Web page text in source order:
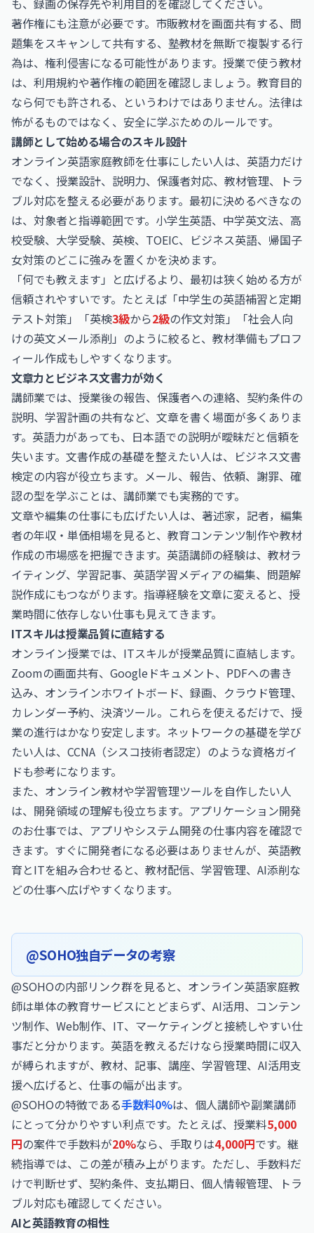
も、録画の保存先や利用目的を確認してください。
著作権にも注意が必要です。市販教材を画面共有する、問
題集をスキャンして共有する、塾教材を無断で複製する行
為は、権利侵害になる可能性があります。授業で使う教材
は、利用規約や著作権の範囲を確認しましょう。教育目的
なら何でも許される、というわけではありません。法律は
怖がるものではなく、安全に学ぶためのルールです。
講師として始める場合のスキル設計
オンライン英語家庭教師を仕事にしたい人は、英語力だけ
でなく、授業設計、説明力、保護者対応、教材管理、トラ
ブル対応を整える必要があります。最初に決めるべきなの
は、対象者と指導範囲です。小学生英語、中学英文法、高
校受験、大学受験、英検、TOEIC、ビジネス英語、帰国子
女対策のどこに強みを置くかを決めます。
「何でも教えます」と広げるより、最初は狭く始める方が
信頼されやすいです。たとえば「中学生の英語補習と定期
テスト対策」「英検3級から2級の作文対策」「社会人向
けの英文メール添削」のように絞ると、教材準備もプロフ
ィール作成もしやすくなります。
文章力とビジネス文書力が効く
講師業では、授業後の報告、保護者への連絡、契約条件の
説明、学習計画の共有など、文章を書く場面が多くありま
す。英語力があっても、日本語での説明が曖昧だと信頼を
失います。文書作成の基礎を整えたい人は、 ビジネス文書
検定の内容が役立ちます。メール、報告、依頼、謝罪、確
認の型を学ぶことは、講師業でも実務的です。
文章や編集の仕事にも広げたい人は、 著述家，記者，編集
者の年収・単価相場を見ると、教育コンテンツ制作や教材
作成の市場感を把握できます。英語講師の経験は、教材ラ
イティング、学習記事、英語学習メディアの編集、問題解
説作成にもつながります。指導経験を文章に変えると、授
業時間に依存しない仕事も見えてきます。
ITスキルは授業品質に直結する
オンライン授業では、ITスキルが授業品質に直結します。
Zoomの画面共有、Googleドキュメント、PDFへの書き
込み、オンラインホワイトボード、録画、クラウド管理、
カレンダー予約、決済ツール。これらを使えるだけで、授
業の進行はかなり安定します。ネットワークの基礎を学び
たい人は、 CCNA（シスコ技術者認定） のような資格ガイ
ドも参考になります。
また、オンライン教材や学習管理ツールを自作したい人
は、開発領域の理解も役立ちます。 アプリケーション開発
のお仕事では、アプリやシステム開発の仕事内容を確認で
きます。すぐに開発者になる必要はありませんが、英語教
育とITを組み合わせると、教材配信、学習管理、AI添削な
どの仕事へ広げやすくなります。
@SOHO独自データの考察
@SOHOの内部リンク群を見ると、オンライン英語家庭教
師は単体の教育サービスにとどまらず、AI活用、コンテン
ツ制作、Web制作、IT、マーケティングと接続しやすい仕
事だと分かります。英語を教えるだけなら授業時間に収入
が縛られますが、教材、記事、講座、学習管理、AI活用支
援へ広げると、仕事の幅が出ます。
@SOHOの特徴である手数料0%は、個人講師や副業講師
にとって分かりやすい利点です。たとえば、授業料5,000
円の案件で手数料が20%なら、手取りは4,000円です。継
続指導では、この差が積み上がります。ただし、手数料だ
けで判断せず、契約条件、支払期日、個人情報管理、トラ
ブル対応も確認してください。
AIと英語教育の相性